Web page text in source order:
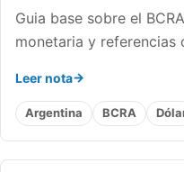
Guia base sobre el
monetaria y referencias
Leer nota
Argentina BCRA